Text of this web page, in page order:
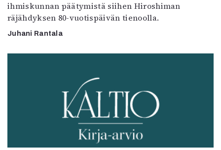
ihmiskunnan päätymistä siihen Hiroshiman
räjähdyksen 80-vuotispäivän tienoolla.
Juhani Rantala